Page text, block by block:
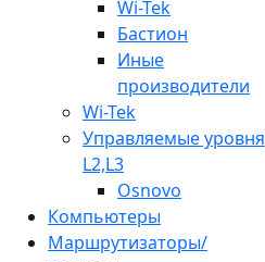
Wi-Tek
Бастион
Иные
производители
Wi-Tek
Управляемые уровня
L2,L3
Osnovo
Компьютеры
Маршрутизаторы/